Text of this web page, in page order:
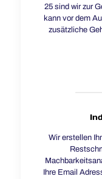
25 sind wir zur
kann vor dem
zusätzliche
Wir erstellen
Ihre Email